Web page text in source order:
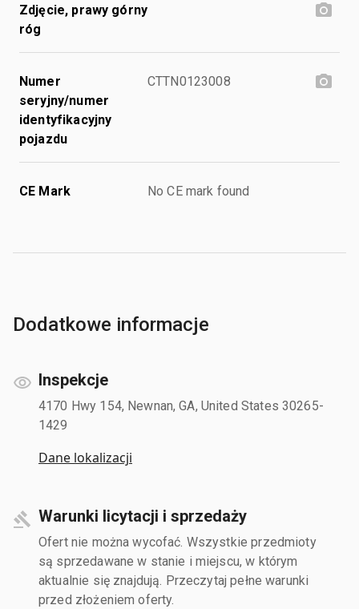
Zdjęcie, prawy górny
róg
Numer
seryjny/numer
identyfikacyjny
pojazdu
CTTN0123008
CE Mark No CE mark found
Dodatkowe informacje
Inspekcje
4170 Hwy 154, Newnan, GA, United States 30265-
1429
Dane lokalizacji
Warunki licytacji i sprzedaży
Ofert nie można wycofać. Wszystkie przedmioty
są sprzedawane w stanie i miejscu, w którym
aktualnie się znajdują. Przeczytaj pełne warunki
przed złożeniem oferty.